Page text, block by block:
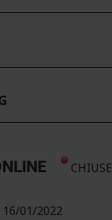
CHIUSE
16/01/2022